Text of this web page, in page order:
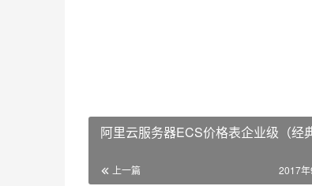
阿里云服务器ECS价格表企业级（经
上一篇 2017